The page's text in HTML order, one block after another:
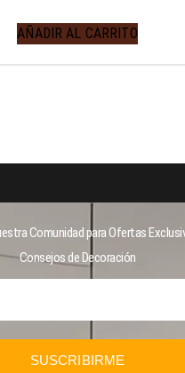
AÑADIR AL CARRITO
Comunidad para Ofertas
Consejos de Decoración
SUSCRIBIRME